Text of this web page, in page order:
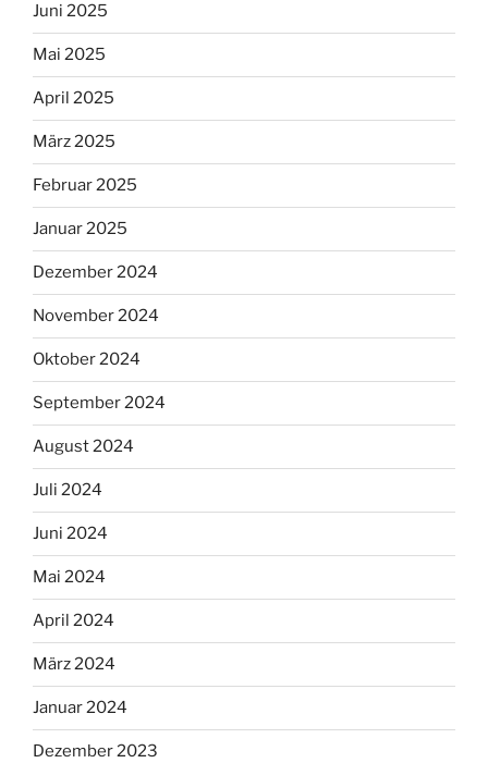
Juni 2025
Mai 2025
April 2025
März 2025
Februar 2025
Januar 2025
Dezember 2024
November 2024
Oktober 2024
September 2024
August 2024
Juli 2024
Juni 2024
Mai 2024
April 2024
März 2024
Januar 2024
Dezember 2023